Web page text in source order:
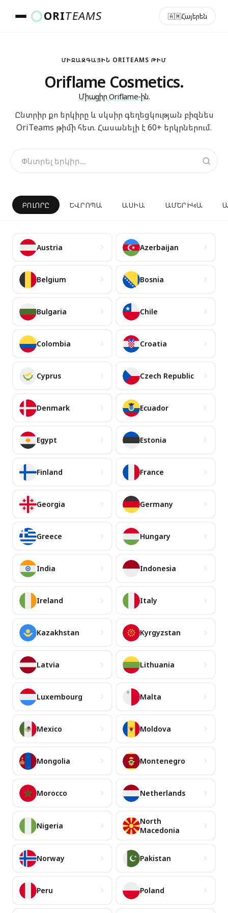
ORITEAMS 🇦🇲Հայերեն
ՄԻՋԱԶԳԱՅԻՆ ORITEAMS ԹԻՄ
Oriflame Cosmetics.
Միացիր Oriflame-ին.
Ընտրիր քո երկիրը և սկսիր գեղեցկության բիզնես
OriTeams թիմի հետ. Հասանելի է 60+ երկրներում.
ԲՈԼՈՐԸ ԵՎՐՈՊԱ ԱՍԻԱ ԱՄԵՐԻԿԱ
Austria Azerbaijan
Belgium Bosnia
Bulgaria Chile
Colombia Croatia
Cyprus Czech Republic
Denmark Ecuador
Egypt Estonia
Finland France
Georgia Germany
Greece Hungary
India Indonesia
Ireland Italy
Kazakhstan Kyrgyzstan
Latvia Lithuania
Luxembourg Malta
Mexico Moldova
Mongolia Montenegro
Morocco Netherlands
Nigeria
North
Macedonia
Norway Pakistan
Peru Poland